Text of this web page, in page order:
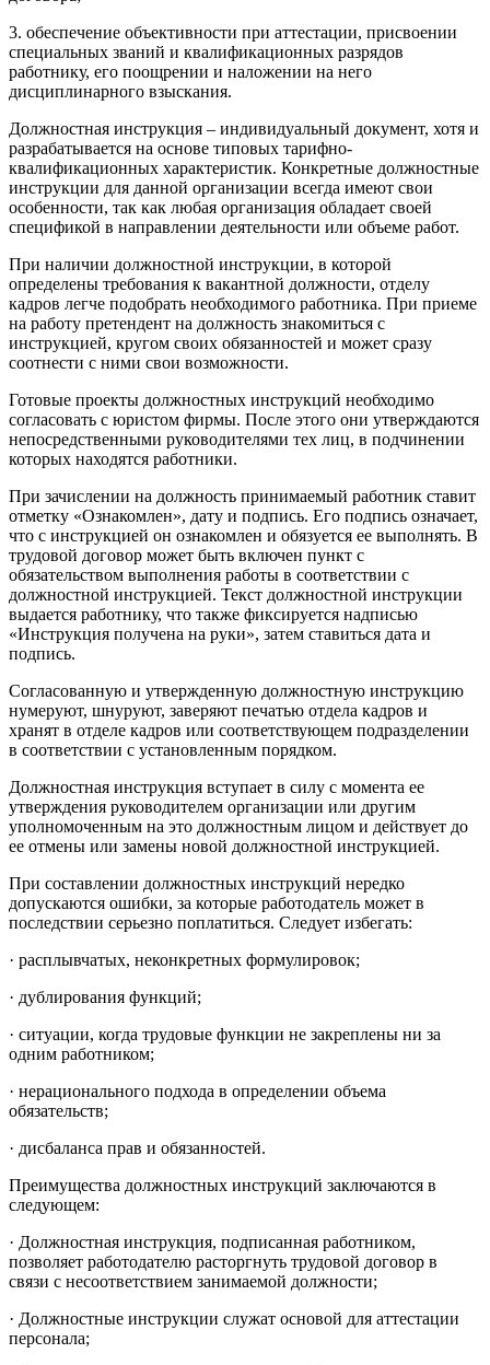
3. обеспечение объективности при аттестации, присвоении
специальных званий и квалификационных разрядов
работнику, его поощрении и наложении на него
дисциплинарного взыскания.
Должностная инструкция – индивидуальный документ, хотя и
разрабатывается на основе типовых тарифно-
квалификационных характеристик. Конкретные должностные
инструкции для данной организации всегда имеют свои
особенности, так как любая организация обладает своей
спецификой в направлении деятельности или объеме работ.
При наличии должностной инструкции, в которой
определены требования к вакантной должности, отделу
кадров легче подобрать необходимого работника. При приеме
на работу претендент на должность знакомиться с
инструкцией, кругом своих обязанностей и может сразу
соотнести с ними свои возможности.
Готовые проекты должностных инструкций необходимо
согласовать с юристом фирмы. После этого они утверждаются
непосредственными руководителями тех лиц, в подчинении
которых находятся работники.
При зачислении на должность принимаемый работник ставит
отметку «Ознакомлен», дату и подпись. Его подпись означает,
что с инструкцией он ознакомлен и обязуется ее выполнять. В
трудовой договор может быть включен пункт с
обязательством выполнения работы в соответствии с
должностной инструкцией. Текст должностной инструкции
выдается работнику, что также фиксируется надписью
«Инструкция получена на руки», затем ставиться дата и
подпись.
Согласованную и утвержденную должностную инструкцию
нумеруют, шнуруют, заверяют печатью отдела кадров и
хранят в отделе кадров или соответствующем подразделении
в соответствии с установленным порядком.
Должностная инструкция вступает в силу с момента ее
утверждения руководителем организации или другим
уполномоченным на это должностным лицом и действует до
ее отмены или замены новой должностной инструкцией.
При составлении должностных инструкций нередко
допускаются ошибки, за которые работодатель может в
последствии серьезно поплатиться. Следует избегать:
· расплывчатых, неконкретных формулировок;
· дублирования функций;
· ситуации, когда трудовые функции не закреплены ни за
одним работником;
· нерационального подхода в определении объема
обязательств;
· дисбаланса прав и обязанностей.
Преимущества должностных инструкций заключаются в
следующем:
· Должностная инструкция, подписанная работником,
позволяет работодателю расторгнуть трудовой договор в
связи с несоответствием занимаемой должности;
· Должностные инструкции служат основой для аттестации
персонала;